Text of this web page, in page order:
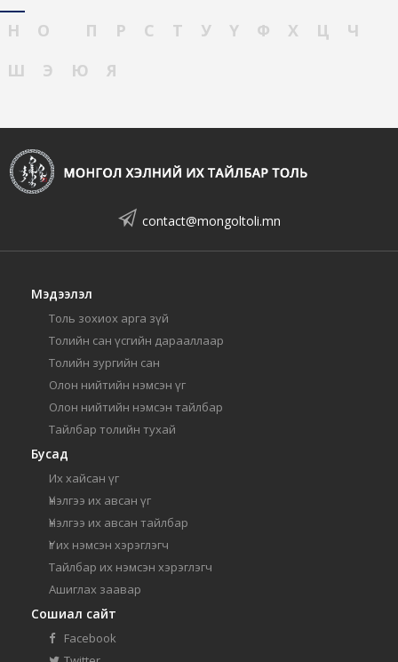
Н
О П Р С Т У Ү Ф Х Ц
Ч
Ш
Э Ю Я
contact@mongoltoli.mn
Мэдээлэл
Толь зохиох арга зүй
Толийн сан үсгийн дарааллаар
Толийн зургийн сан
Олон нийтийн нэмсэн үг
Олон нийтийн нэмсэн тайлбар
Тайлбар толийн тухай
Бусад
Их хайсан үг
Үнэлгээ их авсан үг
Үнэлгээ их авсан тайлбар
Үг их нэмсэн хэрэглэгч
Тайлбар их нэмсэн хэрэглэгч
Ашиглах заавар
Сошиал сайт
Facebook